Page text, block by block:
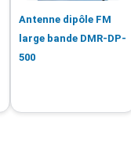
Antenne dipôle FM
large bande DMR-DP-
500